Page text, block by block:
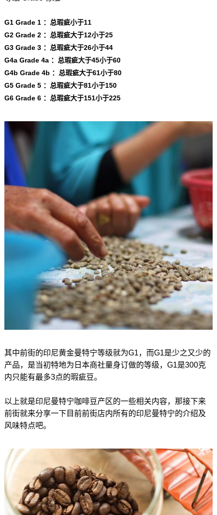
G1 Grade 1 ：总瑕疵小于11
G2 Grade 2 ：总瑕疵大于12小于25
G3 Grade 3 ：总瑕疵大于26小于44
G4a Grade 4a ：总瑕疵大于45小于60
G4b Grade 4b ：总瑕疵大于61小于80
G5 Grade 5 ：总瑕疵大于81小于150
G6 Grade 6 ：总瑕疵大于151小于225
其中前街的印尼黄金曼特宁等级就为G1，而G1是少之又少的
产品，是当初特地为日本商社量身订做的等级，G1是300克
内只能有最多3点的瑕疵豆。
以上就是印尼曼特宁咖啡豆产区的一些相关内容，那接下来
前街就来分享一下目前前街店内所有的印尼曼特宁的介绍及
风味特点吧。